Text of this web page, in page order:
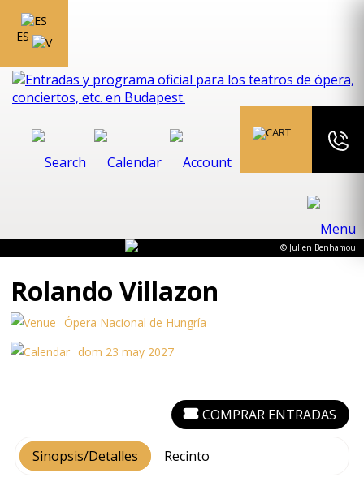
ES
© Julien Benhamou
Rolando Villazon
Ópera Nacional de Hungría
dom 23 may 2027
Sinopsis/Detalles Recinto
COMPRAR ENTRADAS